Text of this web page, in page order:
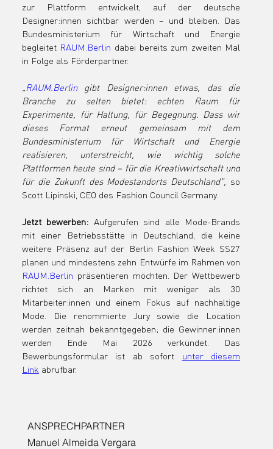
zur Plattform entwickelt, auf der deutsche
Designer:innen sichtbar werden – und bleiben. Das
Bundesministerium für Wirtschaft und Energie
begleitet RAUM.Berlin dabei bereits zum zweiten Mal
in Folge als Förderpartner.
„RAUM.Berlin gibt Designer:innen etwas, das die
Branche zu selten bietet: echten Raum für
Experimente, für Haltung, für Begegnung. Dass wir
dieses Format erneut gemeinsam mit dem
Bundesministerium für Wirtschaft und Energie
realisieren, unterstreicht, wie wichtig solche
Plattformen heute sind – für die Kreativwirtschaft und
für die Zukunft des Modestandorts Deutschland", so
Scott Lipinski, CEO des Fashion Council Germany.
Jetzt bewerben: Aufgerufen sind alle Mode-Brands
mit einer Betriebsstätte in Deutschland, die keine
weitere Präsenz auf der Berlin Fashion Week SS27
RAUM.Berlin präsentieren möchten. Der Wettbewerb
richtet sich an Marken mit weniger als 30
Mitarbeiter:innen und einem Fokus auf nachhaltige
Mode. Die renommierte Jury sowie die Location
werden zeitnah bekanntgegeben; die Gewinner:innen
werden Ende Mai 2026 verkündet. Das
Bewerbungsformular ist ab sofort unter diesem
Link abrufbar.
ANSPRECHPARTNER
Manuel Almeida Vergara